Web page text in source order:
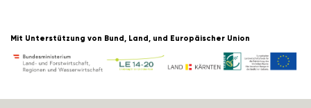
Mit Unter­stüt­zung von Bund, Land, und Euro­päi­scher Union